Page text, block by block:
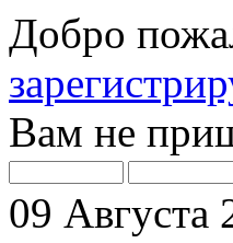
Добро
Вам не
09 Августа